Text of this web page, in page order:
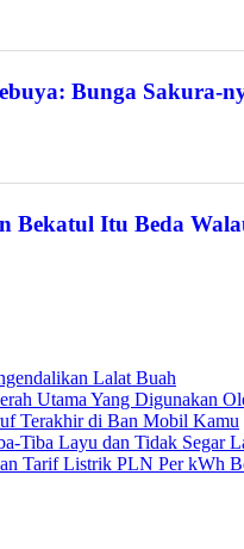
Bunga Sakura-
Bekatul Itu Beda
Lalat Buah
Utama Yang Digunakan
Terakhir di Ban Mobil Kamu
Tiba Layu dan Tidak Segar
Tarif Listrik PLN Per kWh